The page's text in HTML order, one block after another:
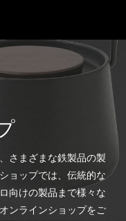
さまざまな鉄製品の製
ョップでは、伝統的な
向けの製品まで様々な
ンラインショップをご